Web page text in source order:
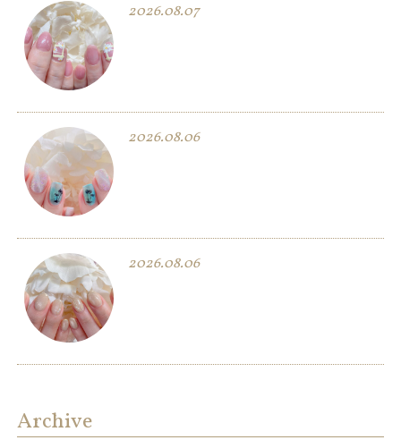
2026.08.07
2026.08.06
2026.08.06
Archive